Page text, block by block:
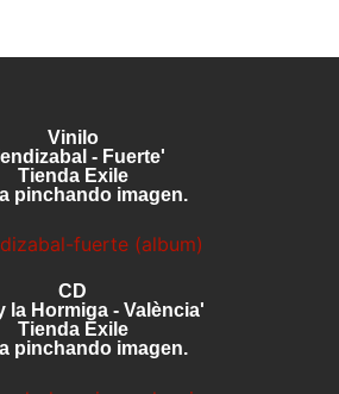
Vinilo
- Fuerte'
Tienda Exile
pinchando imagen.
CD
la Hormiga - València'
Tienda Exile
pinchando imagen.